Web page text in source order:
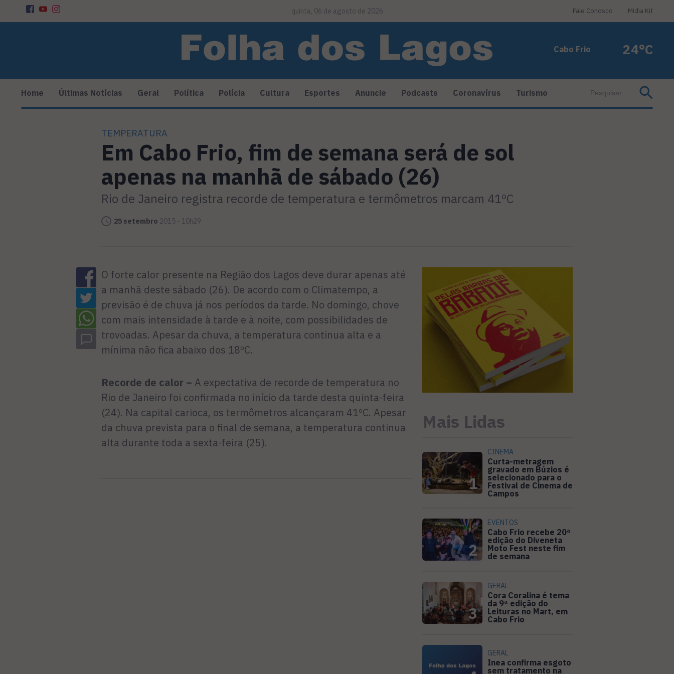
quinta, 06 de agosto de 2026 Fale Conosco Midia Kit
Cabo Frio 24°C
Home Últimas Notícias Geral Política Polícia Cultura Esportes Anuncie Podcasts Coronavírus Turismo
TEMPERATURA
Em Cabo Frio, fim de semana será de sol
apenas na manhã de sábado (26)
Rio de Janeiro registra recorde de temperatura e termômetros marcam 41ºC
25 setembro 2015 - 10h29
O forte calor presente na Região dos Lagos deve durar apenas até
a manhã deste sábado (26). De acordo com o Climatempo, a
previsão é de chuva já nos períodos da tarde. No domingo, chove
com mais intensidade à tarde e à noite, com possibilidades de
trovoadas. Apesar da chuva, a temperatura continua alta e a
mínima não fica abaixo dos 18ºC.
Recorde de calor – A expectativa de recorde de temperatura no
Rio de Janeiro foi confirmada no início da tarde desta quinta-feira
(24). Na capital carioca, os termômetros alcançaram 41ºC. Apesar
da chuva prevista para o final de semana, a temperatura continua
alta durante toda a sexta-feira (25).
Mais Lidas
1
CINEMA
Curta-metragem
gravado em Búzios é
selecionado para o
Festival de Cinema de
Campos
2
EVENTOS
Cabo Frio recebe 20ª
edição do Diveneta
Moto Fest neste fim
de semana
3
GERAL
Cora Coralina é tema
da 9ª edição do
Leituras no Mart, em
Cabo Frio
GERAL
Inea confirma esgoto
sem tratamento na